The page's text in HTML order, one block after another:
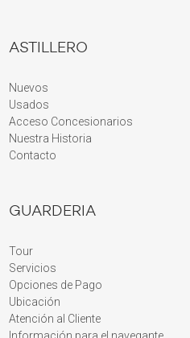
ASTILLERO
Nuevos
Usados
Acceso Concesionarios
Nuestra Historia
Contacto
GUARDERIA
Tour
Servicios
Opciones de Pago
Ubicación
Atención al Cliente